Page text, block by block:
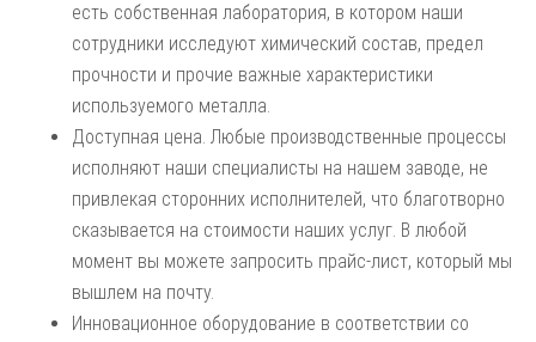
есть собственная лаборатория, в котором наши
сотрудники исследуют химический состав, предел
прочности и прочие важные характеристики
используемого металла.
Доступная цена. Любые производственные процессы
исполняют наши специалисты на нашем заводе, не
привлекая сторонних исполнителей, что благотворно
сказывается на стоимости наших услуг. В любой
момент вы можете запросить прайс-лист, который мы
вышлем на почту.
Инновационное оборудование в соответствии со